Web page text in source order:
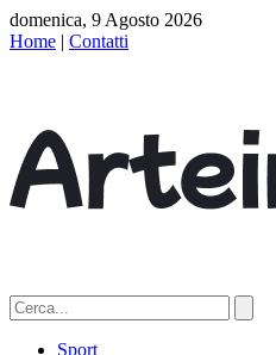
domenica, 9 Agosto 2026
Home | Contatti
Sport